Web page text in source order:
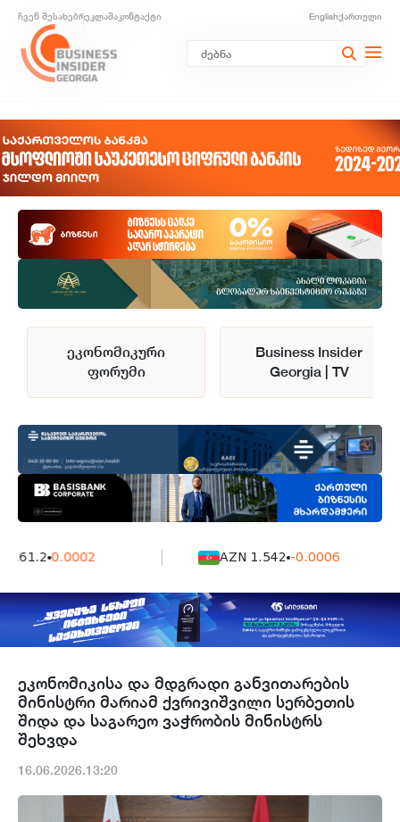
ჩვენ შესახებრეკლამაკონტაქტი Englishქართული
ეკონომიკური
ფორუმი
Business Insider
Georgia | TV
0.0002 AZN 1.542 -0.0006
ეკონომიკისა და მდგრადი განვითარების
მინისტრი მარიამ ქვრივიშვილი სერბეთის
შიდა და საგარეო ვაჭრობის მინისტრს
შეხვდა
16.06.2026.13:20